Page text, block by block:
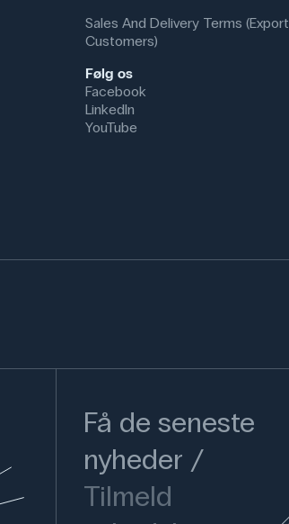
Sales And Delivery Terms (Export
Customers)
Følg os
Facebook
LinkedIn
YouTube
Få de seneste
nyheder
Tilmeld